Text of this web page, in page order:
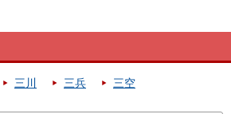
三川 三兵 三空